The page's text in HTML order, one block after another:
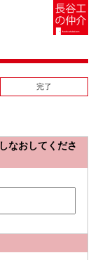
完了
なおしてくださ